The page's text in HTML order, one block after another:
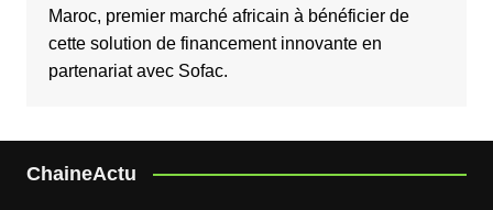
Maroc, premier marché africain à bénéficier de
cette solution de financement innovante en
partenariat avec Sofac.
ChaineActu